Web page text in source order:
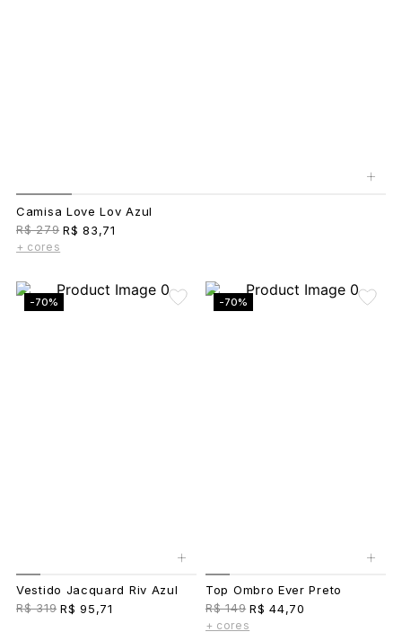
+
Camisa Love Lov Azul
R$ 279 R$ 83,71
+ cores
-70%
+
Vestido Jacquard Riv Azul
R$ 319 R$ 95,71
-70%
+
Top Ombro Ever Preto
R$ 149 R$ 44,70
+ cores